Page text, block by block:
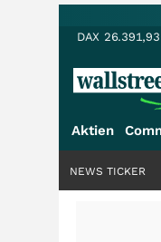
DAX 26.391,93
Aktien
NEWS TICKER